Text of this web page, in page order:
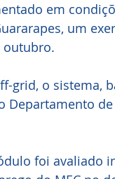
em
um
outubro.
grid, o sistema,
Departamento
foi avaliado